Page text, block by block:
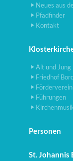
Neues aus
Pfadfinder
Kontakt
Alt und Jung
Friedhof
Führungen
Personen
St. Johannis